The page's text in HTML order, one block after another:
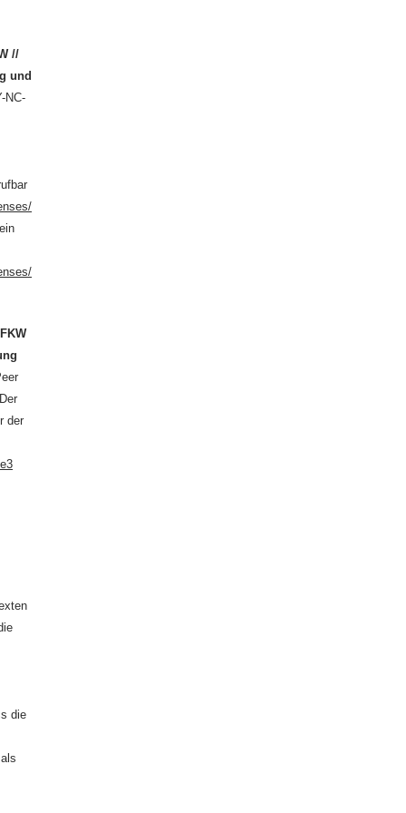
//
und
NC-
FKW
der
die